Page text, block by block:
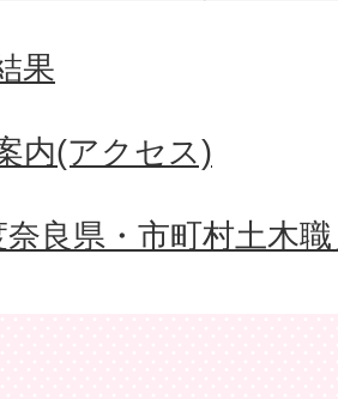
果
内(アクセス)
良県・市町村土木